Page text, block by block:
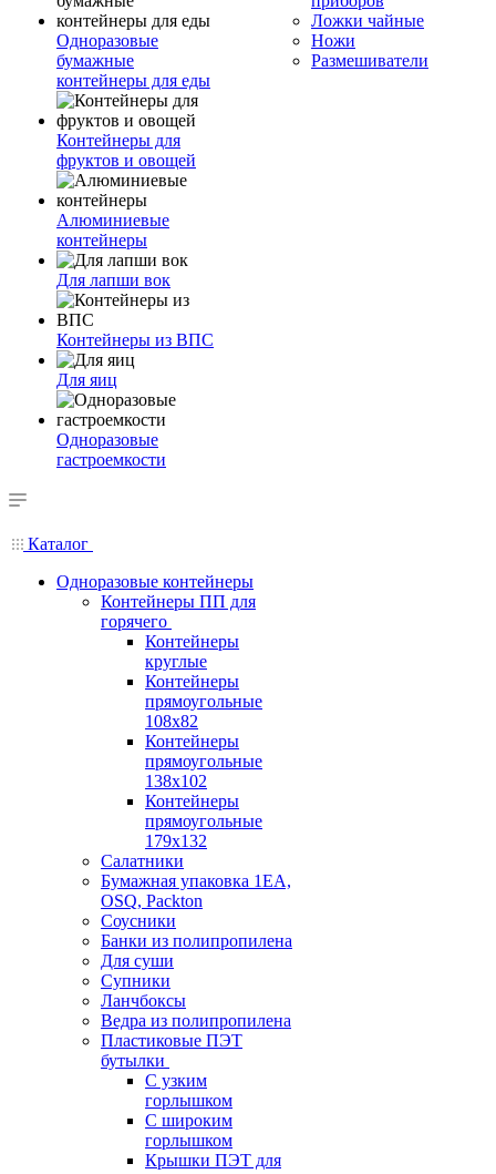
Одноразовые
бумажные
контейнеры для еды
Контейнеры для
фруктов и овощей
Алюминиевые
контейнеры
Для лапши вок
Контейнеры из ВПС
Для яиц
Одноразовые
гастроемкости
Ложки чайные
Ножи
Размешиватели
Каталог
Одноразовые контейнеры
Контейнеры ПП для
горячего
Контейнеры
круглые
Контейнеры
прямоугольные
108х82
Контейнеры
прямоугольные
138х102
Контейнеры
прямоугольные
179х132
Салатники
Бумажная упаковка 1ЕА,
OSQ, Packton
Соусники
Банки из полипропилена
Для суши
Супники
Ланчбоксы
Ведра из полипропилена
Пластиковые ПЭТ
бутылки
С узким
горлышком
С широким
горлышком
Крышки ПЭТ для